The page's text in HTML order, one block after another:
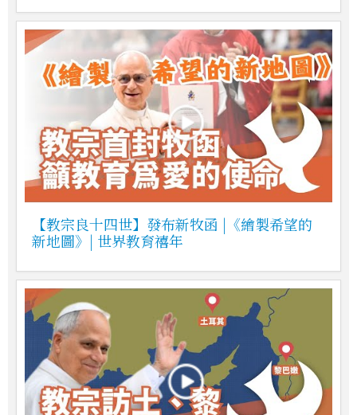
【教宗良十四世】發布新牧函 |《繪製希望的
新地圖》| 世界教育禧年